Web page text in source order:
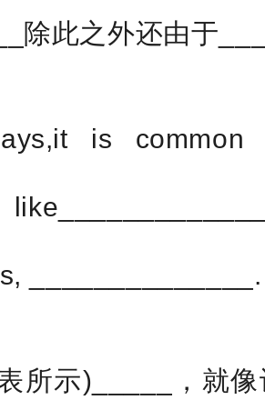
除此之外还由于
is common
______________.
所示)_____，就